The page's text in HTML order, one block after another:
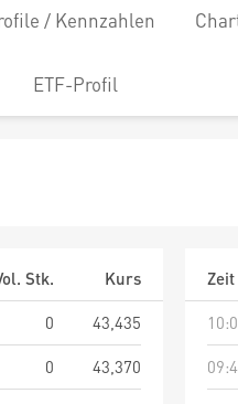
/ Kennzahlen
ETF-Profil
Stk.
Kurs
0
43,435
0
43,370
Zeit